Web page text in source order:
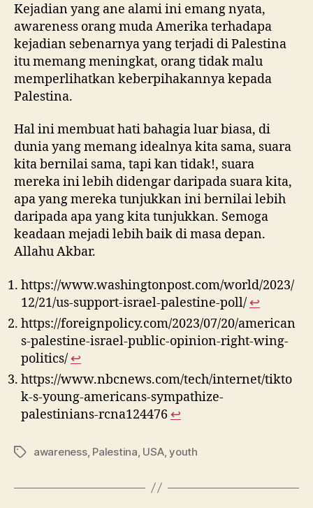
Kejadian yang ane alami ini emang nyata,
awareness orang muda Amerika terhadapa
kejadian sebenarnya yang terjadi di Palestina
itu memang meningkat, orang tidak malu
memperlihatkan keberpihakannya kepada
Palestina.
Hal ini membuat hati bahagia luar biasa, di
dunia yang memang idealnya kita sama, suara
kita bernilai sama, tapi kan tidak!, suara
mereka ini lebih didengar daripada suara kita,
apa yang mereka tunjukkan ini bernilai lebih
daripada apa yang kita tunjukkan. Semoga
keadaan mejadi lebih baik di masa depan.
Allahu Akbar.
https://www.washingtonpost.com/world/2023/
12/21/us-support-israel-palestine-poll/ ↩︎
https://foreignpolicy.com/2023/07/20/american
s-palestine-israel-public-opinion-right-wing-
politics/ ↩︎
https://www.nbcnews.com/tech/internet/tikto
k-s-young-americans-sympathize-
palestinians-rcna124476 ↩︎
Tagsawareness, Palestina USA,youth